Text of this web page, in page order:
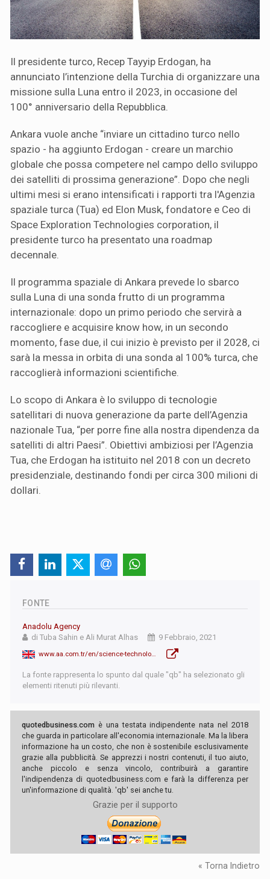
Il presidente turco, Recep Tayyip Erdogan, ha
annunciato l’intenzione della Turchia di organizzare una
missione sulla Luna entro il 2023, in occasione del
100° anniversario della Repubblica.
Ankara vuole anche “inviare un cittadino turco nello
spazio - ha aggiunto Erdogan - creare un marchio
globale che possa competere nel campo dello sviluppo
dei satelliti di prossima generazione”. Dopo che negli
ultimi mesi si erano intensificati i rapporti tra l'Agenzia
spaziale turca (Tua) ed Elon Musk, fondatore e Ceo di
Space Exploration Technologies corporation, il
presidente turco ha presentato una roadmap
decennale.
Il programma spaziale di Ankara prevede lo sbarco
sulla Luna di una sonda frutto di un programma
internazionale: dopo un primo periodo che servirà a
raccogliere e acquisire know how, in un secondo
momento, fase due, il cui inizio è previsto per il 2028, ci
sarà la messa in orbita di una sonda al 100% turca, che
raccoglierà informazioni scientifiche.
Lo scopo di Ankara è lo sviluppo di tecnologie
satellitari di nuova generazione da parte dell’Agenzia
nazionale Tua, “per porre fine alla nostra dipendenza da
satelliti di altri Paesi”. Obiettivi ambiziosi per l’Agenzia
Tua, che Erdogan ha istituito nel 2018 con un decreto
presidenziale, destinando fondi per circa 300 milioni di
dollari.
FONTE
Anadolu Agency
di Tuba Sahin e Ali Murat Alhas
9 Febbraio, 2021
www.aa.com.tr/en/science-technology/turkey-unveils-national-space-program/2139378
La fonte rappresenta lo spunto dal quale "qb" ha selezionato gli
elementi ritenuti più rilevanti.
quotedbusiness.com è una testata indipendente nata nel 2018
che guarda in particolare all'economia internazionale. Ma la libera
informazione ha un costo, che non è sostenibile esclusivamente
grazie alla pubblicità. Se apprezzi i nostri contenuti, il tuo aiuto,
anche piccolo e senza vincolo, contribuirà a garantire
l'indipendenza di quotedbusiness.com e farà la differenza per
un'informazione di qualità. 'qb' sei anche tu.
Grazie per il supporto
« Torna Indietro